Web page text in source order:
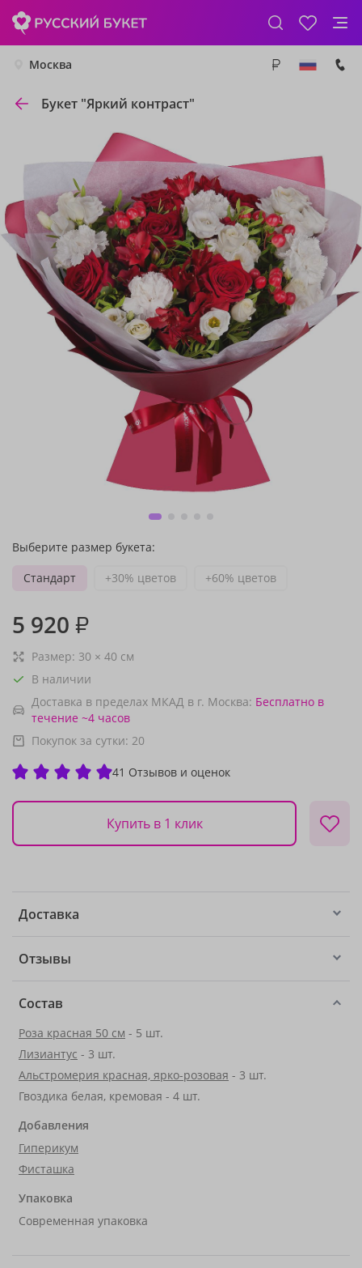
Москва
Букет "Яркий контраст"
Выберите размер букета:
Стандарт
+30% цветов +60% цветов
5 920 ₽
Размер: 30 × 40 см
В наличии
Доставка в пределах МКАД в г. Москва: Бесплатно в
течение ~4 часов
Покупок за сутки: 20
41 Отзывов и оценок
Купить в 1 клик
Доставка
Отзывы
Состав
Роза красная 50 см - 5 шт.
Лизиантус - 3 шт.
Альстромерия красная, ярко-розовая - 3 шт.
Гвоздика белая, кремовая - 4 шт.
Добавления
Гиперикум
Фисташка
Упаковка
Современная упаковка